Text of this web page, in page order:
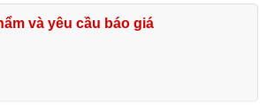
và yêu cầu báo giá